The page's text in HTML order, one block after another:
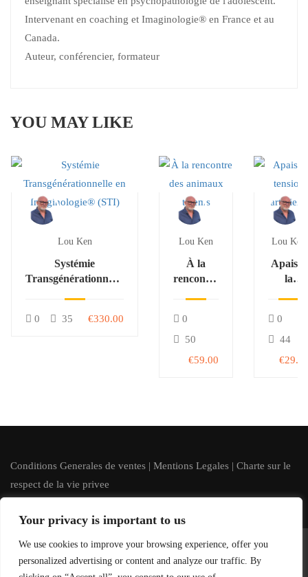
Your privacy is important to us
We use cookies to improve your browsing experience, offer you
personalized advertising or content and analyze our traffic. By
Intervenant en coaching et Imaginologie® en France et au
Canada.
Auteur, conférencier, formateur
YOU MAY LIKE
Lou Ken
Systémie
Transgénérationnelle
0 35 €330.00
Lou Ken
À la
rencontre
totems
0
50
€59.00
Lou Ken
Apaiser
la
0
44
Conditions Generales de ventes | Mentions Legales | Charte sur le
respect de la vie privee
Imaginologie.fr | Tous droits reserves